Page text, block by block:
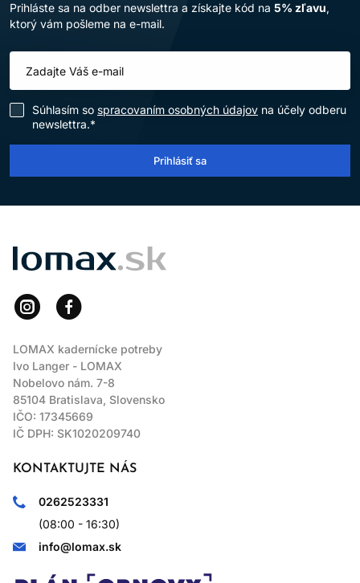
Prihláste sa na odber newslettra a získajte kód na 5% zľavu,
ktorý vám pošleme na e-mail.
Súhlasím so spracovaním osobných údajov na účely odberu
newslettra.*
Prihlásiť sa
LOMAX
LOMAX kadernícke potreby
Ivo Langer - LOMAX
Nobelovo nám. 7-8
85104 Bratislava, Slovensko
IČO: 17345669
IČ DPH: SK1020209740
KONTAKTUJTE NÁS
0262523331
(08:00 - 16:30)
info@lomax.sk